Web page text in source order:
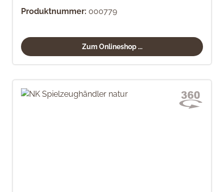
Produktnummer: 000779
Zum Onlineshop ...